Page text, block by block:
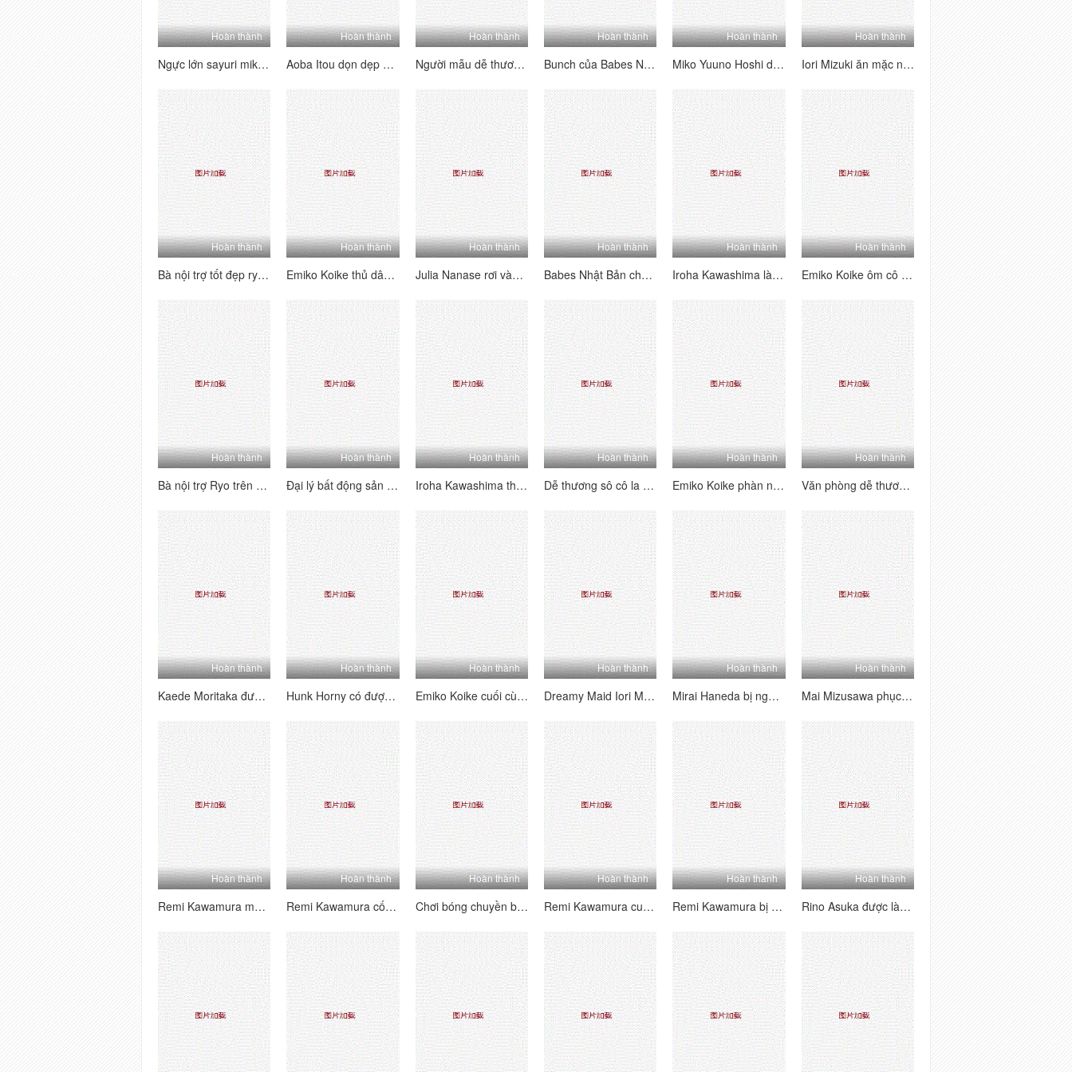
Hoàn thành
Ngực lớn sayuri mikami fucked thay vì thử quần áo
Hoàn thành
Aoba Itou dọn dẹp và làm cho em trai của cô ấy kiêm một tải lớn
Hoàn thành
Người mẫu dễ thương Yu Yamashita bị trêu chọc trước khi bị băng đảng và đầy băng đảng
Hoàn thành
Bunch của Babes Nhật Bản dễ thương vui chơi chơi bóng chuyền trên bãi biển
Hoàn thành
Miko Yuuno Hoshi dễ thương thủ dâm sau khi dọn dẹp
Hoàn thành
Iori Mizuki ăn mặc như một người giúp việc và làm hài lòng bậc thầy trẻ của mình
Hoàn thành
Bà nội trợ tốt đẹp ryo mút trong một cửa hàng tình dục
Hoàn thành
Emiko Koike thủ dâm trong khi nghĩ về con trai của cô ấy
Hoàn thành
Julia Nanase rơi vào một tình huống dính trong khi bán một căn hộ
Hoàn thành
Babes Nhật Bản chứa đầy những con gà trống trong một suối nước nóng
Hoàn thành
Iroha Kawashima làm việc của mình trên điện thoại và vẫn được lấp đầy
Hoàn thành
Emiko Koike ôm cô con trai và người bạn thân nhất của mình trong một bộ ba người đẹp
Hoàn thành
Bà nội trợ Ryo trên đầu gối mút người yêu trong một cửa hàng tình dục
Hoàn thành
Đại lý bất động sản Curvy Julia Nanase có một mẹo để bán bất cứ thứ gì
Hoàn thành
Iroha Kawashima thể hiện đồ chơi mới mà công ty của cô phát triển
Hoàn thành
Dễ thương sô cô la tóc văn phòng Rino Mizusawa đầy đồ chơi tình dục
Hoàn thành
Emiko Koike phàn nàn với chồng và tràn ngập vòi nước và kiêm
Hoàn thành
Văn phòng dễ thương Lady Iroha Kawashima vừa được thuê và ngay lập tức sử dụng hết
Hoàn thành
Kaede Moritaka được fucked Hardcore trong khi chồng cô ngủ
Hoàn thành
Hunk Horny có được rác của họ vào sluts kinky tại suối nước nóng
Hoàn thành
Emiko Koike cuối cùng cũng được hương vị của con gà trống của con trai cô
Hoàn thành
Dreamy Maid Iori Mizuki làm hài lòng chủ nhân và người bạn tốt nhất của mình
Hoàn thành
Mirai Haneda bị ngón tay và ăn bằng keo dính
Hoàn thành
Mai Mizusawa phục vụ lồn ngon ngọt của cô ấy
Hoàn thành
Remi Kawamura mút gà trong nhà vệ sinh công cộng
Hoàn thành
Remi Kawamura cố gắng dọn dẹp nhưng cuối cùng đã thống trị
Hoàn thành
Chơi bóng chuyền biến thành cặc sút và bị đụ trên bãi biển
Hoàn thành
Remi Kawamura cums trong khi những kẻ bắt giữ cô ấy kích thích khe của cô ấy với máy rung
Hoàn thành
Remi Kawamura bị trừng phạt và tràn đầy với Cum
Hoàn thành
Rino Asuka được làm sạch với vòi nước và kiêm